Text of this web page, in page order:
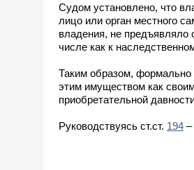
Судом установлено, что
лицо или орган местного
владения, не предъявляло
числе как к
Таким образом, формально
этим имуществом как
приобретательной
Руководствуясь ст.ст. 194 –